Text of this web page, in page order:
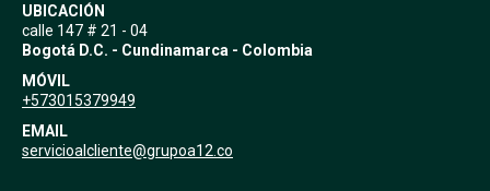
UBICACIÓN
calle 147 # 21 - 04
Bogotá D.C. - Cundinamarca - Colombia
MÓVIL
+573015379949
EMAIL
servicioalcliente@grupoa12.co